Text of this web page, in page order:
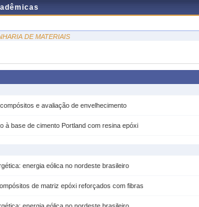
DE MATERIAIS
e avaliação de envelhecimento
à base de cimento Portland com resina epóxi
energia eólica no nordeste brasileiro
de matriz epóxi reforçados com fibras